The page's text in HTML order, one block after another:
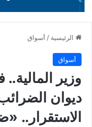
الرئيسية / أسواق
أسواق
وزير
ديوان
الاستقرار..